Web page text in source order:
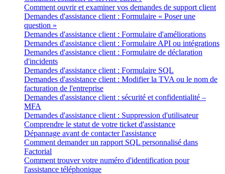
Comment ouvrir et examiner vos demandes de support client
Demandes d'assistance client : Formulaire « Poser une
question »
Demandes d'assistance client : Formulaire d'améliorations
Demandes d'assistance client : Formulaire API ou intégrations
Demandes d'assistance client : Formulaire de déclaration
d'incidents
Demandes d'assistance client : Formulaire SQL
Demandes d'assistance client : Modifier la TVA ou le nom de
facturation de l'entreprise
Demandes d'assistance client : sécurité et confidentialité –
MFA
Demandes d'assistance client : Suppression d'utilisateur
Comprendre le statut de votre ticket d'assistance
Dépannage avant de contacter l'assistance
Comment demander un rapport SQL personnalisé dans
Factorial
Comment trouver votre numéro d'identification pour
l'assistance téléphonique